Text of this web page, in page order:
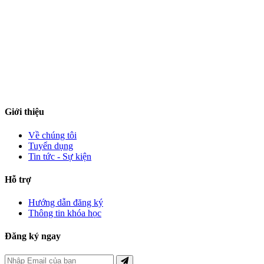
Giới thiệu
Về chúng tôi
Tuyển dụng
Tin tức - Sự kiện
Hỗ trợ
Hướng dẫn đăng ký
Thông tin khóa học
Đăng ký ngay